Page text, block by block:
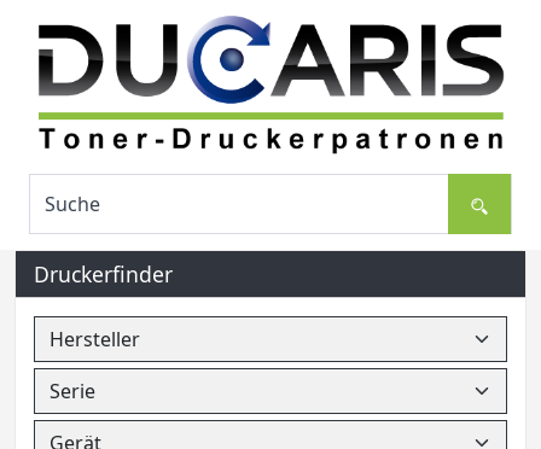
Druckerfinder